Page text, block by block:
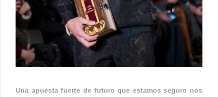
Una apuesta fuerte de futuro que estamos seguro nos